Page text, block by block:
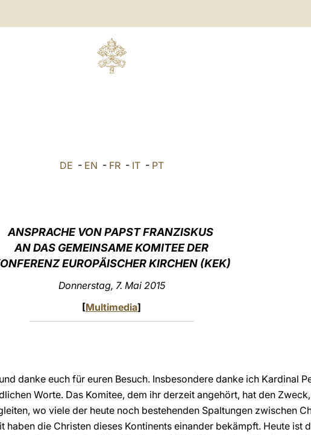
DE - EN - FR- IT- PT
ANSPRACHE VON PAPST FRANZISKUS
AN DAS GEMEINSAME KOMITEE DER
EUROPÄISCHER KIRCHEN (KEK)
Donnerstag, 7. Mai 2015
[Multimedia]
danke euch für euren Besuch. Insbesondere danke ich Kardinal
Worte. Das Komitee, dem ihr derzeit angehört, hat den
wo viele der heute noch bestehenden Spaltungen zwischen
haben die Christen dieses Kontinents einander bekämpft. Heute ist